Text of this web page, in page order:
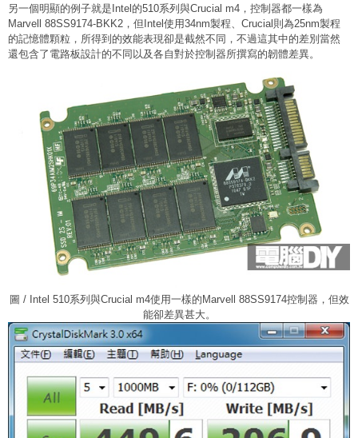
另一個明顯的例子就是Intel的510系列與Crucial m4，控制器都一樣為
Marvell 88SS9174-BKK2，但Intel使用34nm製程、Crucial則為25nm製程
的記憶體顆粒，所得到的效能表現卻是截然不同，不過這其中的差別當然
還包含了電路板設計的不同以及各自對於控制器所撰寫的韌體差異。
圖 / Intel 510系列與Crucial m4使用一樣的Marvell 88SS9174控制器，但效
能卻差異甚大。